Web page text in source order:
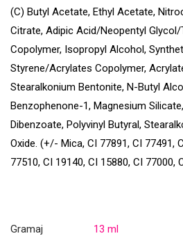
(C) Butyl Acetate, Ethyl Acetate,
Citrate, Adipic Acid/Neopentyl
Copolymer, Isopropyl Alcohol,
Styrene/Acrylates Copolymer,
Stearalkonium Bentonite, N-Butyl
Benzophenone-1, Magnesium
Dibenzoate, Polyvinyl Butyral,
Oxide. (+/- Mica, CI 77891, CI 77491,
77510, CI 19140, CI 15880, CI 77000,
Gramaj 13 ml